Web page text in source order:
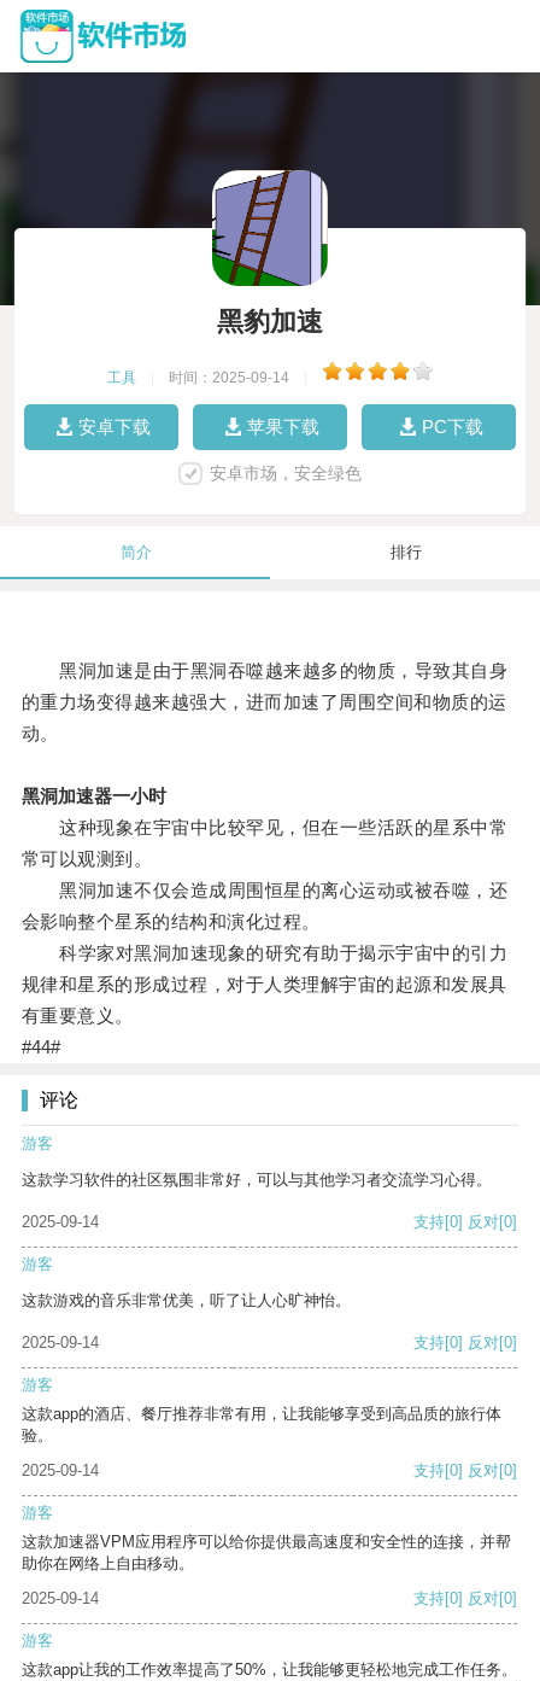
黑豹加速
工具 时间：2025-09-14
安卓下载 苹果下载 PC下载
安卓市场，安全绿色
简介 排行
黑洞加速是由于黑洞吞噬越来越多的物质，导致其自身
的重力场变得越来越强大，进而加速了周围空间和物质的运
动。
黑洞加速器一小时
这种现象在宇宙中比较罕见，但在一些活跃的星系中常
常可以观测到。
黑洞加速不仅会造成周围恒星的离心运动或被吞噬，还
会影响整个星系的结构和演化过程。
科学家对黑洞加速现象的研究有助于揭示宇宙中的引力
规律和星系的形成过程，对于人类理解宇宙的起源和发展具
有重要意义。
#44#
评论
游客
这款学习软件的社区氛围非常好，可以与其他学习者交流学习心得。
2025-09-14 支持[0] 反对[0]
游客
这款游戏的音乐非常优美，听了让人心旷神怡。
2025-09-14 支持[0] 反对[0]
游客
这款app的酒店、餐厅推荐非常有用，让我能够享受到高品质的旅行体
验。
2025-09-14
支持[0] 反对[0]
游客
这款加速器VPM应用程序可以给你提供最高速度和安全性的连接，并帮
助你在网络上自由移动。
2025-09-14
支持[0] 反对[0]
游客
这款app让我的工作效率提高了50%，让我能够更轻松地完成工作任务。